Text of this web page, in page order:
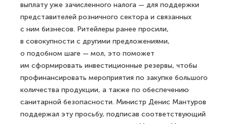
выплату уже зачисленного налога — для поддержки
представителей розничного сектора и связанных
с ним бизнесов. Ритейлеры ранее просили,
в совокупности с другими предложениями,
о подобном шаге — мол, это поможет
им сформировать инвестиционные резервы, чтобы
профинансировать мероприятия по закупке большого
количества продукции, а также по обеспечению
санитарной безопасности. Министр Денис Мантуров
поддержал эту просьбу, подписав соответствующий